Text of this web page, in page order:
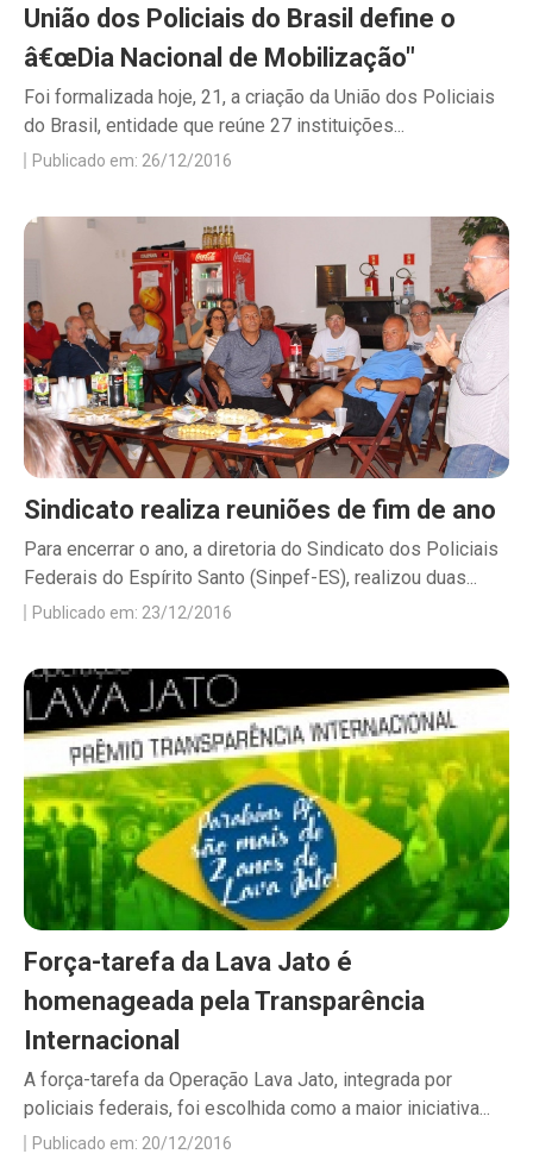
União dos Policiais do Brasil define o
â€œDia Nacional de Mobilização"
Foi formalizada hoje, 21, a criação da União dos Policiais
do Brasil, entidade que reúne 27 instituições...
Publicado em: 26/12/2016
Sindicato realiza reuniões de fim de ano
Para encerrar o ano, a diretoria do Sindicato dos Policiais
Federais do Espírito Santo (Sinpef-ES), realizou duas...
Publicado em: 23/12/2016
Força-tarefa da Lava Jato é
homenageada pela Transparência
Internacional
A força-tarefa da Operação Lava Jato, integrada por
policiais federais, foi escolhida como a maior iniciativa...
Publicado em: 20/12/2016